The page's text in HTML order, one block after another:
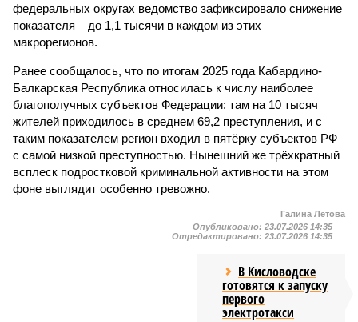
федеральных округах ведомство зафиксировало снижение
показателя – до 1,1 тысячи в каждом из этих
макрорегионов.
Ранее сообщалось, что по итогам 2025 года Кабардино-
Балкарская Республика относилась к числу наиболее
благополучных субъектов Федерации: там на 10 тысяч
жителей приходилось в среднем 69,2 преступления, и с
таким показателем регион входил в пятёрку субъектов РФ
с самой низкой преступностью. Нынешний же трёхкратный
всплеск подростковой криминальной активности на этом
фоне выглядит особенно тревожно.
Галина Летова
Опубликовано: 23.07.2026 14:35
Отредактировано: 23.07.2026 14:35
В Кисловодске
готовятся к запуску
первого
электротакси